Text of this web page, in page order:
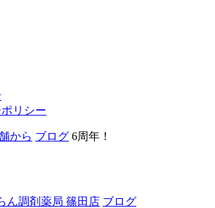
リシー
から ブログ 6周年！
ん調剤薬局 篠田店 ブログ